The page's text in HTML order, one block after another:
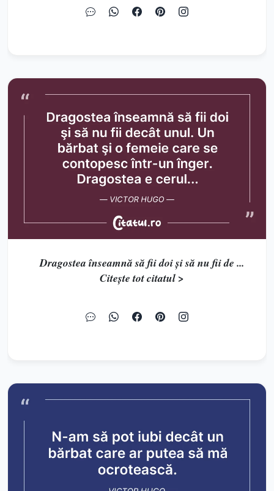
Dragostea înseamnă să fii doi şi să nu fii de ...
Citește tot citatul >